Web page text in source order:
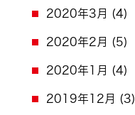
2020年3月 (4)
2020年2月 (5)
2020年1月 (4)
2019年12月 (3)